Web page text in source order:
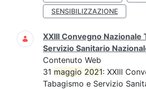
SENSIBILIZZAZIONE
XXIII Convegno Nazionale
Servizio Sanitario
Contenuto Web
31 maggio 2021: XXIII
Tabagismo e Servizio